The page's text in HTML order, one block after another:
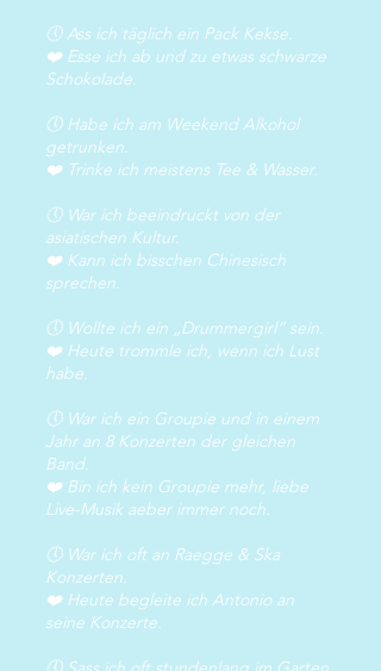
🕔 Ass ich täglich ein Pack Kekse.
❤️ Esse ich ab und zu etwas schwarze
Schokolade.
🕔 Habe ich am Weekend Alkohol
getrunken.
❤️ Trinke ich meistens Tee & Wasser.
🕔 War ich beeindruckt von der
asiatischen Kultur.
❤️ Kann ich bisschen Chinesisch
sprechen.
🕔 Wollte ich ein „Drummergirl“ sein.
❤️ Heute trommle ich, wenn ich Lust
habe.
🕔 War ich ein Groupie und in einem
Jahr an 8 Konzerten der gleichen
Band.
❤️ Bin ich kein Groupie mehr, liebe
Live-Musik aeber immer noch.
🕔 War ich oft an Raegge & Ska
Konzerten.
❤️ Heute begleite ich Antonio an
seine Konzerte.